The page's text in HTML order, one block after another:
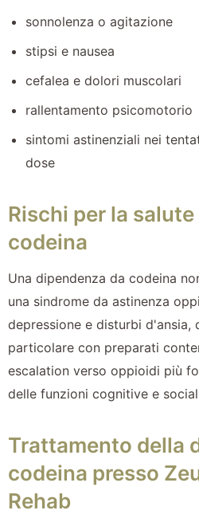
sonnolenza o agitazione
stipsi e nausea
cefalea e dolori muscolari
rallentamento psicomotorio
sintomi astinenziali nei
dose
Rischi per la
codeina
Una dipendenza da codeina
una sindrome da astinenza
depressione e disturbi d'ansia,
particolare con preparati
escalation verso oppioidi più
delle funzioni cognitive e
Trattamento della
codeina presso
Rehab